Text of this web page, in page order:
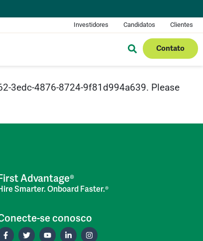
Investidores Candidatos Clientes
Contato
3edc-4876-8724-9f81d994a639. Please
Advantage®
Smarter. Onboard Faster.®
se conosco